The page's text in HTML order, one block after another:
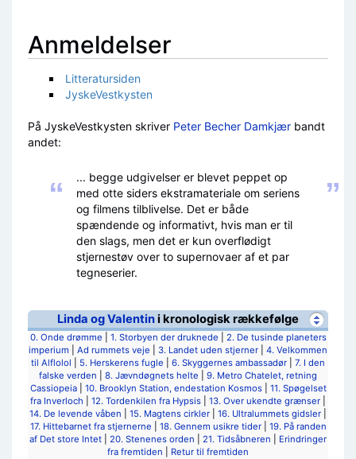
Anmeldelser
Litteratursiden
JyskeVestkysten
På JyskeVestkysten skriver Peter Becher Damkjær bandt
andet:
“
... begge udgivelser er blevet peppet op
med otte siders ekstramateriale om seriens
og filmens tilblivelse. Det er både
spændende og informativt, hvis man er til
den slags, men det er kun overflødigt
stjernestøv over to supernovaer af et par
tegneserier.
”
Linda og Valentini kronologisk rækkefølge
0. Onde drømme 1. Storbyen der druknede
2. De tusinde planeters
imperium
Ad rummets veje 3. Landet uden stjerner
4. Velkommen
til Alflolol
5. Herskerens fugle 6. Skyggernes ambassadør
7. I den
falske verden
8. Jævndøgnets helte
9. Metro Chatelet, retning
Cassiopeia| 10. Brooklyn Station, endestation Kosmos| 11. Spøgelset
fra Inverloch
12. Tordenkilen fra Hypsis 13. Over ukendte grænser
14. De levende våben
15. Magtens cirkler 16. Ultralummets gidsler
17. Hittebarnet fra stjernerne
18. Gennem usikre tider| 19. På randen
af Det store Intet
20. Stenenes orden 21. Tidsåbneren
Erindringer
fra fremtiden
Retur til fremtiden